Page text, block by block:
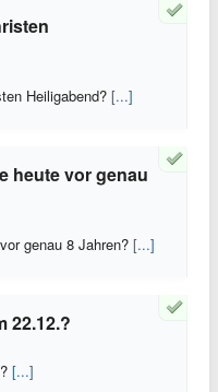
Heiligabend? [...]
heute vor genau
genau 8 Jahren? [...]
22.12.?
[...]